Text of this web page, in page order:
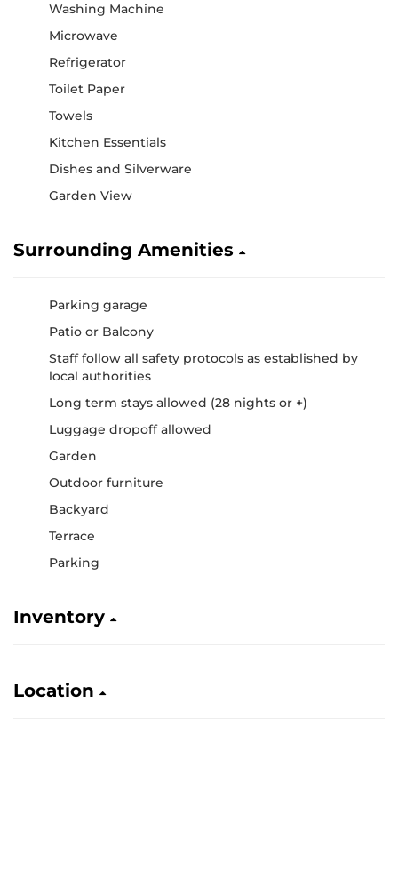
Washing Machine
Microwave
Refrigerator
Toilet Paper
Towels
Kitchen Essentials
Dishes and Silverware
Garden View
Surrounding Amenities
Parking garage
Patio or Balcony
Staff follow all safety protocols as established by
local authorities
Long term stays allowed (28 nights or +)
Luggage dropoff allowed
Garden
Outdoor furniture
Backyard
Terrace
Parking
Inventory
Location